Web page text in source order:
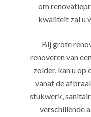
om
kwaliteit zal u
Bij grote
renoveren van
zolder, kan u op
vanaf de
stukwerk,
verschillende